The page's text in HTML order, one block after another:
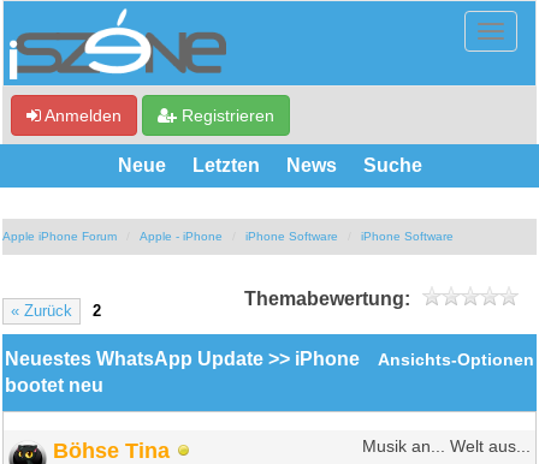
Anmelden Registrieren
Neue Letzten News Suche
Apple iPhone Forum Apple - iPhone iPhone Software iPhone Software
« Zurück 2
Themabewertung:
Ansichts-Optionen
Neuestes WhatsApp Update >> iPhone
bootet neu
Böhse Tina Musik an... Welt aus...